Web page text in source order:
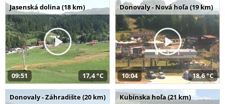
Jasenská dolina (18 km)
09:51 17,4 °C
Donovaly - Nová hoľa (19 km)
10:04 18,6 °C
Donovaly - Záhradište (20 km) Kubínska hoľa (21 km)